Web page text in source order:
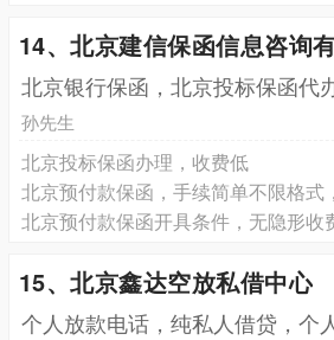
14、北京建信保函信息咨询
北京银行保函，北京投标保函代
孙先生
北京投标保函办理，收费低
北京预付款保函，手续简单不限格式
北京预付款保函开具条件，无隐形收
15、北京鑫达空放私借中心
个人放款电话，纯私人借贷，个